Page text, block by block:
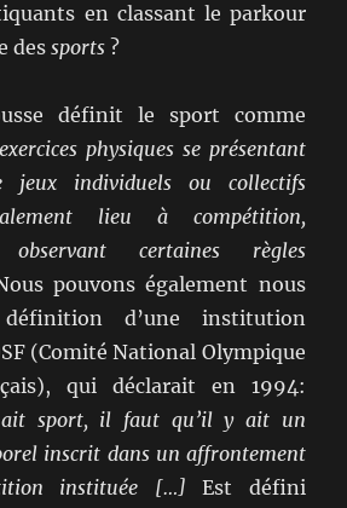
en classant le parkour
dessports ?
définit le sport comme
physiques se présentant
jeux individuels ou collectifs
lieu à compétition,
certaines règles
pouvons également nous
d’une institution
(Comité National Olympique
qui déclarait en 1994:
sport, il faut qu’il y ait un
inscrit dans un affrontement
instituée […]Est défini